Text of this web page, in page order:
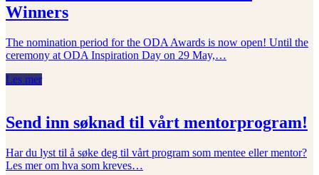
Winners
The nomination period for the ODA Awards is now open! Until the
ceremony at ODA Inspiration Day on 29 May,…
Les mer
Send inn søknad til vårt mentorprogram!
Har du lyst til å søke deg til vårt program som mentee eller mentor?
Les mer om hva som kreves…